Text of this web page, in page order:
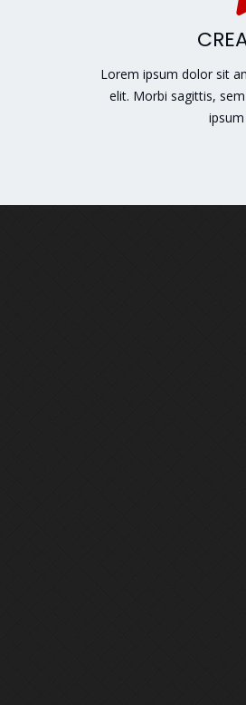
Lorem ipsum dolor sit
elit. Morbi sagittis,